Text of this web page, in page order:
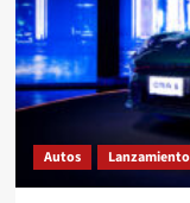
Autos